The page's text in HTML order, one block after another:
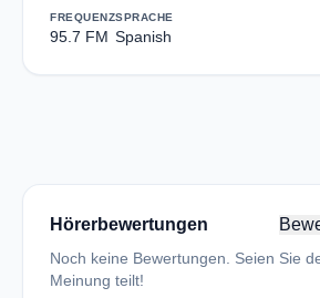
FREQUENZ
95.7 FM
SPRACHE
Spanish
Hörerbewertungen
Noch keine Bewertungen. Seien Sie
Meinung teilt!